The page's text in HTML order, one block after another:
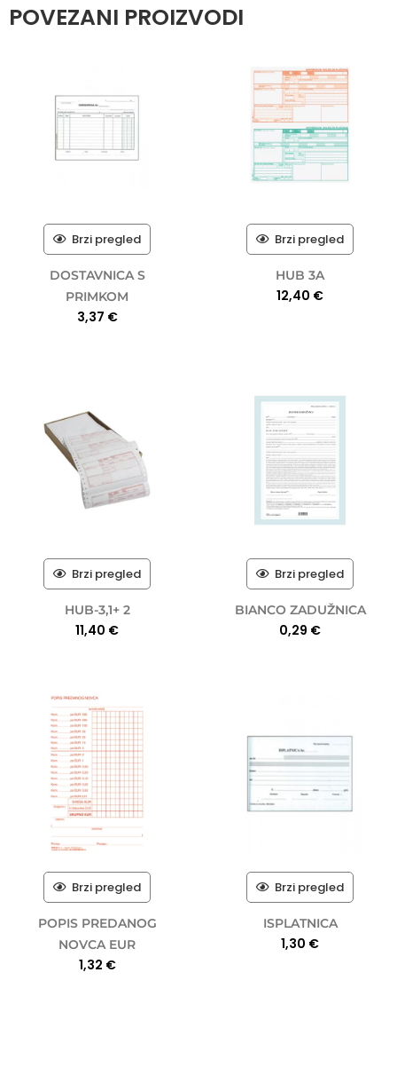
POVEZANI PROIZVODI
Brzi pregled
DOSTAVNICA S
PRIMKOM
3,37 €
Brzi pregled
HUB 3A
12,40 €
Brzi pregled
HUB-3,1+ 2
11,40 €
Brzi pregled
BIANCO ZADUŽNICA
0,29 €
Brzi pregled
POPIS PREDANOG
NOVCA EUR
1,32 €
Brzi pregled
ISPLATNICA
1,30 €